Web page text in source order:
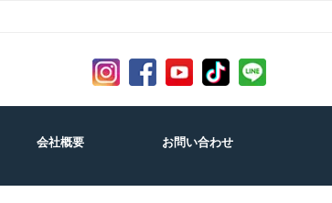
会社概要 お問い合わせ